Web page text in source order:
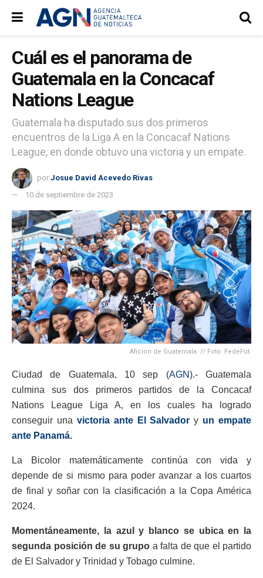
Cuál es el panorama de
Guatemala en la Concacaf
Nations League
Guatemala ha disputado sus dos primeros
encuentros de la Liga A en la Concacaf Nations
League, en donde obtuvo una victoria y un empate.
por Josue David Acevedo Rivas
10 de septiembre de 2023
Afición de Guatemala. // Foto: FedeFut.
Ciudad de Guatemala, 10 sep (AGN).- Guatemala
culmina sus dos primeros partidos de la Concacaf
Nations League Liga A, en los cuales ha logrado
conseguir una victoria ante El Salvador y un empate
ante Panamá.
La Bicolor matemáticamente continúa con vida y
depende de si mismo para poder avanzar a los cuartos
de final y soñar con la clasificación a la Copa América
2024.
Momentáneamente, la azul y blanco se ubica en la
segunda posición de su grupo a falta de que el partido
de El Salvador y Trinidad y Tobago culmine.